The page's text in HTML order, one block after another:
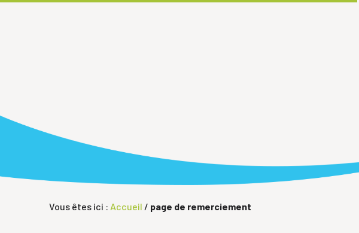
Vous êtes ici : Accueil / page de remerciement